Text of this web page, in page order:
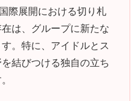
際展開における切り札
は、グループに新たな
。特に、アイドルとス
結びつける独自の立ち